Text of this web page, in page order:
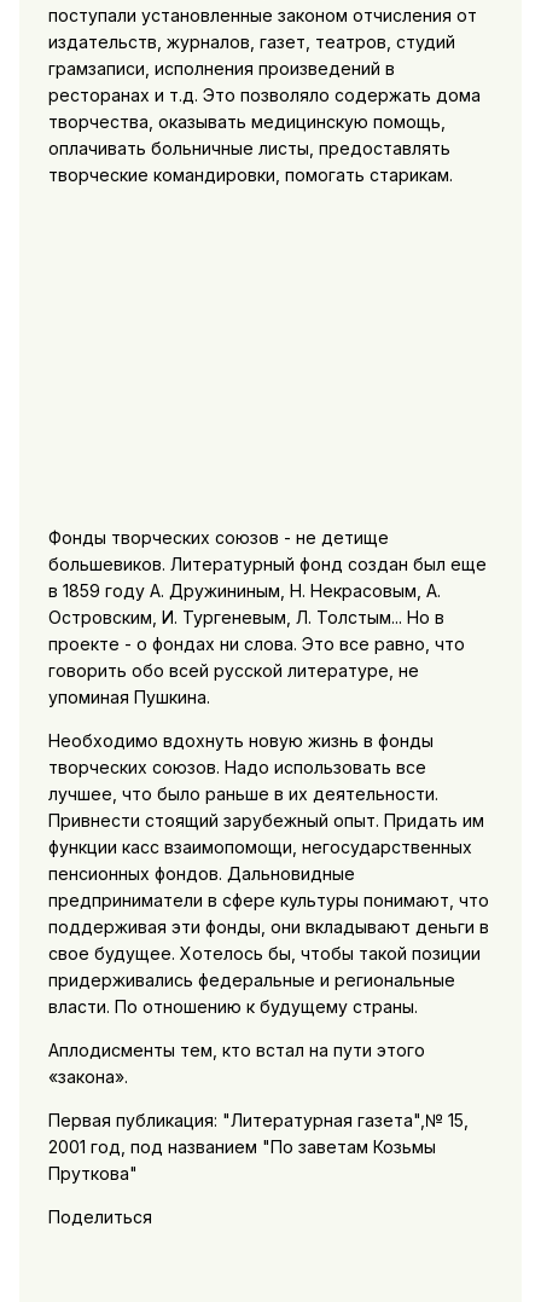
поступали установленные законом отчисления от
издательств, журналов, газет, театров, студий
грамзаписи, исполнения произведений в
ресторанах и т.д. Это позволяло содержать дома
творчества, оказывать медицинскую помощь,
оплачивать больничные листы, предоставлять
творческие командировки, помогать старикам.
Фонды творческих союзов - не детище
большевиков. Литературный фонд создан был еще
в 1859 году А. Дружининым, Н. Некрасовым, А.
Островским, И. Тургеневым, Л. Толстым... Но в
проекте - о фондах ни слова. Это все равно, что
говорить обо всей русской литературе, не
упоминая Пушкина.
Необходимо вдохнуть новую жизнь в фонды
творческих союзов. Надо использовать все
лучшее, что было раньше в их деятельности.
Привнести стоящий зарубежный опыт. Придать им
функции касс взаимопомощи, негосударственных
пенсионных фондов. Дальновидные
предприниматели в сфере культуры понимают, что
поддерживая эти фонды, они вкладывают деньги в
свое будущее. Хотелось бы, чтобы такой позиции
придерживались федеральные и региональные
власти. По отношению к будущему страны.
Аплодисменты тем, кто встал на пути этого
«закона».
Первая публикация: "Литературная газета",№ 15,
2001 год, под названием "По заветам Козьмы
Пруткова"
Поделиться